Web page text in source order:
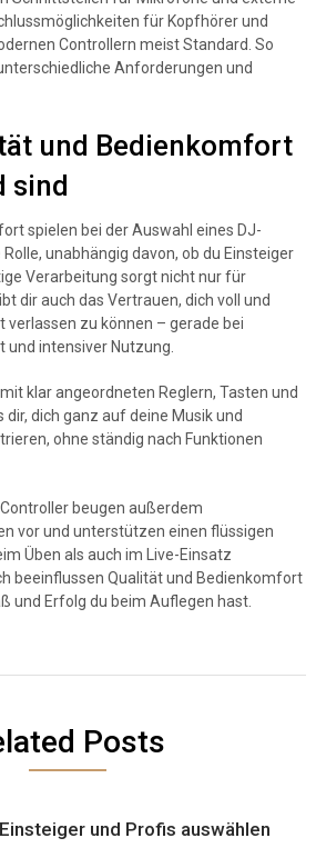
für Kopfhörer und
Controllern meist Standard. So
Anforderungen und
und Bedienkomfort
sind
spielen bei der Auswahl eines DJ-
unabhängig davon, ob du Einsteiger
Verarbeitung sorgt nicht nur für
dir auch das Vertrauen, dich voll und
verlassen zu können – gerade bei
intensiver Nutzung.
klar angeordneten Reglern, Tasten und
dich ganz auf deine Musik und
ohne ständig nach Funktionen
beugen außerdem
vor und unterstützen einen flüssigen
Üben als auch im Live-Einsatz
beeinflussen Qualität und Bedienkomfort
und Erfolg du beim Auflegen hast.
Posts
und Profis auswählen